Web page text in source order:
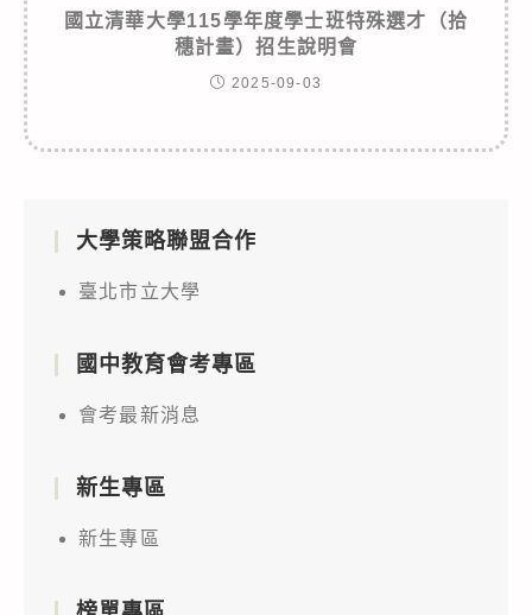
國立清華大學115學年度學士班特殊選才（拾
穗計畫）招生說明會
2025-09-03
大學策略聯盟合作
臺北市立大學
國中教育會考專區
會考最新消息
新生專區
新生專區